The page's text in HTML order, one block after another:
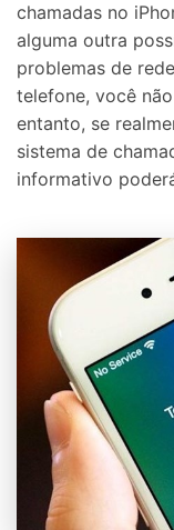
chamadas no
alguma outra
problemas de
telefone, você
entanto, se
sistema de
informativo